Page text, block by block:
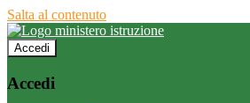
Salta al contenuto
Accedi
Accedi